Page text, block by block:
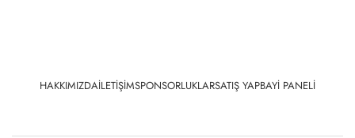
HAKKIMIZDAİLETIŞIMSPONSORLUKLARSATIŞ YAPBAYI PANELI